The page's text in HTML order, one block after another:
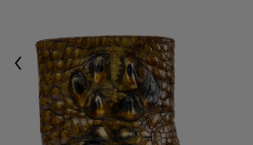
Previous